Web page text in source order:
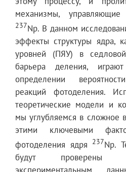
механизмы,
237Np. В данном
эффекты структуры ядра,
уровней (ПЯУ) в
барьера деления,
определении
реакций фотоделения.
теоретические модели и
мы углубляемся в сложное
этими ключевыми
фотоделения ядря 237Np.
будут проверены
экспериментальным